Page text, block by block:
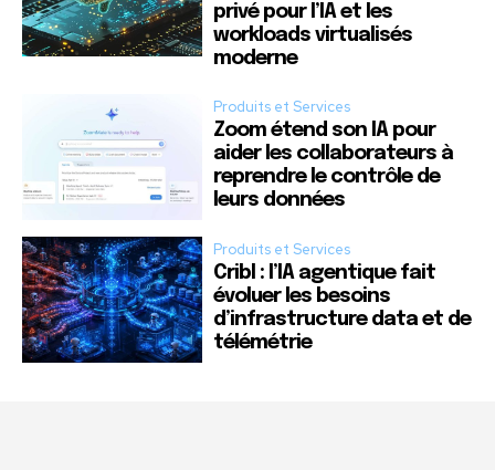
privé pour l’IA et les
workloads virtualisés
moderne
Produits et Services
Zoom étend son IA pour
aider les collaborateurs à
reprendre le contrôle de
leurs données
Produits et Services
Cribl : l’IA agentique fait
évoluer les besoins
d’infrastructure data et de
télémétrie